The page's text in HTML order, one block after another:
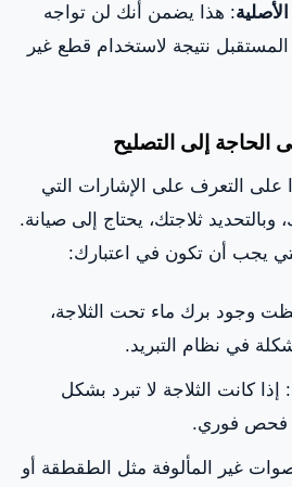
: هذا يضمن أنك لن تواجه
نتيجة لاستخدام قطع غير
الحاجة إلى التصليح
على التعرف على الإشارات التي
ثلاجتك، يحتاج إلى صيانة.
يجب أن تكون في اعتبارك:
وجود برك ماء تحت الثلاجة،
في نظام التبريد.
: إذا كانت الثلاجة لا تبرد بشكل
فحص فوري.
غير المألوفة مثل الطقطقة أو